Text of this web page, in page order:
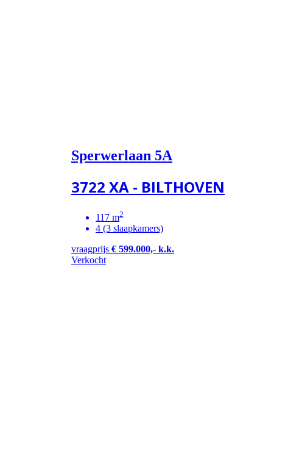
Sperwerlaan 5A
3722 XA - BILTHOVEN
117 m2
4 (3 slaapkamers)
vraagprijs € 599.000,- k.k.
Verkocht